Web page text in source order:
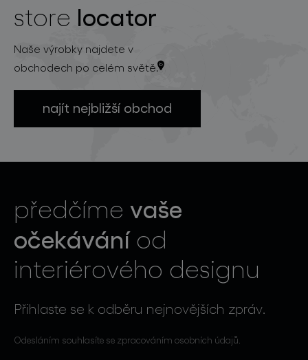
store locator
Naše výrobky najdete v
obchodech po celém světě.
najít nejbližší obchod
předčíme vaše
očekáváníod
interiérového designu
Přihlaste se k odběru nejnovějších zpráv.
Odesláním souhlasíte se zpracováním osobních údajů.